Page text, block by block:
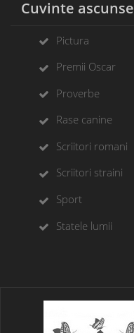
Cuvinte ascunse
Pictura
Premii Oscar
Proverbe
Rase canine
Scriitori romani
Scriitori straini
Sport
Statele lumii